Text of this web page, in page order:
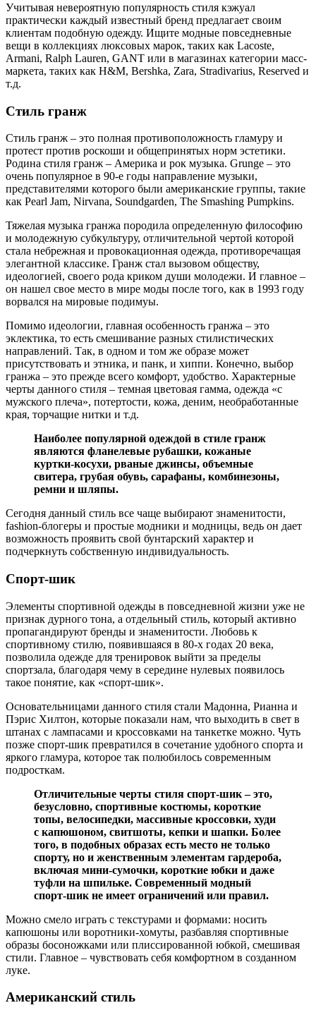
Учитывая невероятную популярность стиля кэжуал
практически каждый известный бренд предлагает своим
клиентам подобную одежду. Ищите модные повседневные
вещи в коллекциях люксовых марок, таких как Lacoste,
Armani, Ralph Lauren, GANT или в магазинах категории масс-
маркета, таких как H&M, Bershka, Zara, Stradivarius, Reserved и
т.д.
Стиль гранж
Стиль гранж – это полная противоположность гламуру и
протест против роскоши и общепринятых норм эстетики.
Родина стиля гранж – Америка и рок музыка. Grunge – это
очень популярное в 90-е годы направление музыки,
представителями которого были американские группы, такие
как Pearl Jam, Nirvana, Soundgarden, The Smashing Pumpkins.
Тяжелая музыка гранжа породила определенную философию
и молодежную субкультуру, отличительной чертой которой
стала небрежная и провокационная одежда, противоречащая
элегантной классике. Гранж стал вызовом обществу,
идеологией, своего рода криком души молодежи. И главное –
он нашел свое место в мире моды после того, как в 1993 году
ворвался на мировые подимуы.
Помимо идеологии, главная особенность гранжа – это
эклектика, то есть смешивание разных стилистических
направлений. Так, в одном и том же образе может
присутствовать и этника, и панк, и хиппи. Конечно, выбор
гранжа – это прежде всего комфорт, удобство. Характерные
черты данного стиля – темная цветовая гамма, одежда «с
мужского плеча», потертости, кожа, деним, необработанные
края, торчащие нитки и т.д.
Наиболее популярной одеждой в стиле гранж
являются фланелевые рубашки, кожаные
куртки-косухи, рваные джинсы, объемные
свитера, грубая обувь, сарафаны, комбинезоны,
ремни и шляпы.
Сегодня данный стиль все чаще выбирают знаменитости,
fashion-блогеры и простые модники и модницы, ведь он дает
возможность проявить свой бунтарский характер и
подчеркнуть собственную индивидуальность.
Спорт-шик
Элементы спортивной одежды в повседневной жизни уже не
признак дурного тона, а отдельный стиль, который активно
пропагандируют бренды и знаменитости. Любовь к
спортивному стилю, появившаяся в 80-х годах 20 века,
позволила одежде для тренировок выйти за пределы
спортзала, благодаря чему в середине нулевых появилось
такое понятие, как «спорт-шик».
Основательницами данного стиля стали Мадонна, Рианна и
Пэрис Хилтон, которые показали нам, что выходить в свет в
штанах с лампасами и кроссовками на танкетке можно. Чуть
позже спорт-шик превратился в сочетание удобного спорта и
яркого гламура, которое так полюбилось современным
подросткам.
Отличительные черты стиля спорт-шик – это,
безусловно, спортивные костюмы, короткие
топы, велосипедки, массивные кроссовки, худи
с капюшоном, свитшоты, кепки и шапки. Более
того, в подобных образах есть место не только
спорту, но и женственным элементам гардероба,
включая мини-сумочки, короткие юбки и даже
туфли на шпильке. Современный модный
спорт-шик не имеет ограничений или правил.
Можно смело играть с текстурами и формами: носить
капюшоны или воротники-хомуты, разбавляя спортивные
образы босоножками или плиссированной юбкой, смешивая
стили. Главное – чувствовать себя комфортном в созданном
луке.
Американский стиль